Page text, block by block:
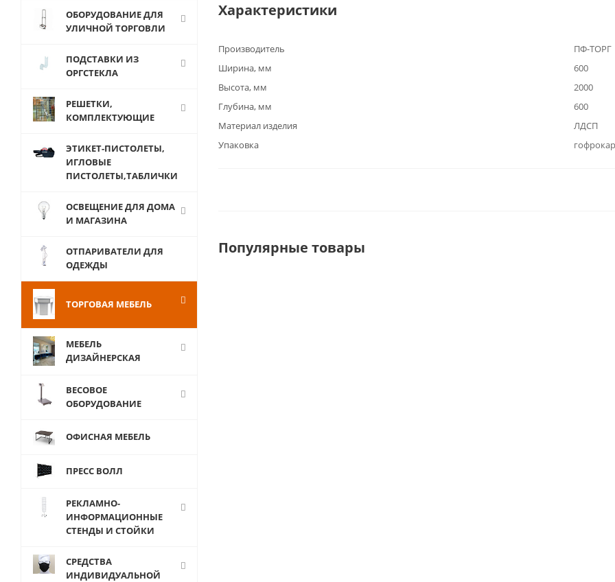
Характеристики
Производитель
ПФ-ТОРГ
Ширина, мм
600
Высота, мм
2000
Глубина, мм
600
Материал изделия
ЛДСП
Упаковка
Популярные товары
ОБОРУДОВАНИЕ ДЛЯ
УЛИЧНОЙ ТОРГОВЛИ
ПОДСТАВКИ ИЗ
ОРГСТЕКЛА
РЕШЕТКИ,
КОМПЛЕКТУЮЩИЕ
ЭТИКЕТ-ПИСТОЛЕТЫ,
ИГЛОВЫЕ
ПИСТОЛЕТЫ,ТАБЛИЧКИ
ОСВЕЩЕНИЕ ДЛЯ ДОМА
И МАГАЗИНА
ОТПАРИВАТЕЛИ ДЛЯ
ОДЕЖДЫ
ТОРГОВАЯ МЕБЕЛЬ
МЕБЕЛЬ
ДИЗАЙНЕРСКАЯ
ВЕСОВОЕ
ОБОРУДОВАНИЕ
ОФИСНАЯ МЕБЕЛЬ
ПРЕСС ВОЛЛ
РЕКЛАМНО-
ИНФОРМАЦИОННЫЕ
СТЕНДЫ И СТОЙКИ
СРЕДСТВА
ИНДИВИДУАЛЬНОЙ